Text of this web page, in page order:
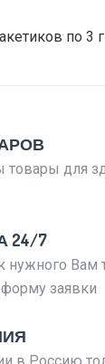
по 3
товары для
24/7
нужного Вам
заявки